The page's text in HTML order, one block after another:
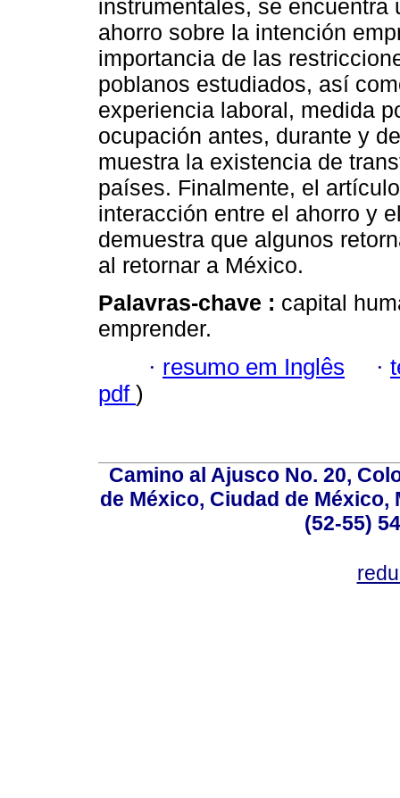
instrumentales, se
ahorro sobre la intención
importancia de las
poblanos estudiados, así
experiencia laboral, medida
ocupación antes, durante y
muestra la existencia de
países. Finalmente, el
interacción entre el ahorro y
demuestra que algunos
al retornar a México.
Palavras-chave : capital
emprender.
· resumo em Inglês ·
pdf )
Camino al Ajusco No. 20,
de México, Ciudad de México,
(52-55)